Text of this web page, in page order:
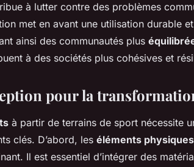
à lutter contre des problèmes
met en avant une utilisation durable
ainsi des communautés plus
à des sociétés plus cohésives et
pour la
à partir de terrains de sport nécessite
clés. D’abord, les éléments
Il est essentiel d’intégrer des